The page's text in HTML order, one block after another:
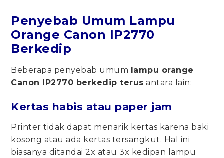
Penyebab Umum Lampu
Orange Canon IP2770
Berkedip
Beberapa penyebab umum lampu orange
Canon IP2770 berkedip terus antara lain:
Kertas habis atau paper jam
Printer tidak dapat menarik kertas karena baki
kosong atau ada kertas tersangkut. Hal ini
biasanya ditandai 2x atau 3x kedipan lampu